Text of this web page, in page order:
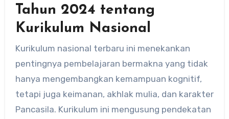
Tahun 2024 tentang
Kurikulum Nasional
Kurikulum nasional terbaru ini menekankan
pentingnya pembelajaran bermakna yang tidak
hanya mengembangkan kemampuan kognitif,
tetapi juga keimanan, akhlak mulia, dan karakter
Pancasila. Kurikulum ini mengusung pendekatan